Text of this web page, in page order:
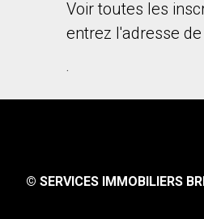
Voir toutes les
entrez l'adresse
.
© SERVICES IMMOBILIERS